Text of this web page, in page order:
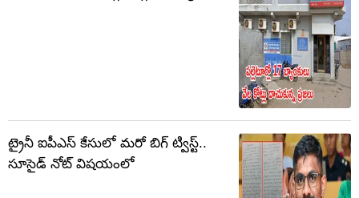
ట్రైనీ ఐపీఎస్‌ కేసులో మరో బిగ్‌ ట్విస్ట్‌..
సూసైడ్ నోట్‌ విషయంలో